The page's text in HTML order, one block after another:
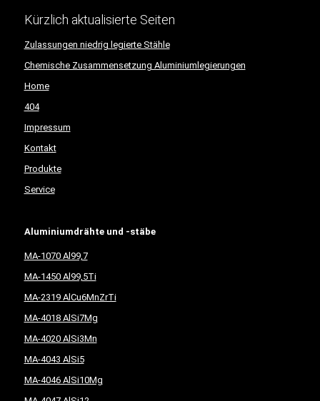
Kürzlich aktualisierte Seiten
Zulassungen niedrig legierte Stähle
Chemische Zusammensetzung Aluminiumlegierungen
Home
404
Impressum
Kontakt
Produkte
Service
Aluminiumdrähte und -stäbe
MA-1070 Al99,7
MA-1450 Al99,5Ti
MA-2319 AlCu6MnZrTi
MA-4018 AlSi7Mg
MA-4020 AlSi3Mn
MA-4043 AlSi5
MA-4046 AlSi10Mg